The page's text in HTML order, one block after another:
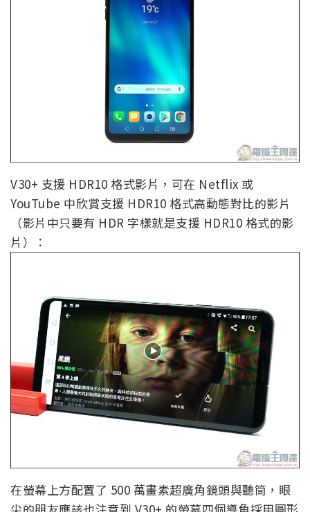
V30+ 支援 HDR10 格式影片，可在 Netflix 或
YouTube 中欣賞支援 HDR10 格式高動態對比的影片
（影片中只要有 HDR 字樣就是支援 HDR10 格式的影
片）：
在螢幕上方配置了 500 萬畫素超廣角鏡頭與聽筒，眼